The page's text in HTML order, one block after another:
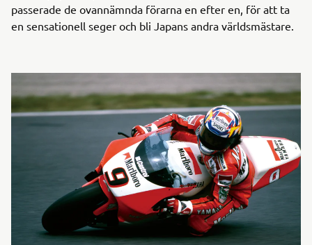
passerade de ovannämnda förarna en efter en, för att ta
en sensationell seger och bli Japans andra världsmästare.